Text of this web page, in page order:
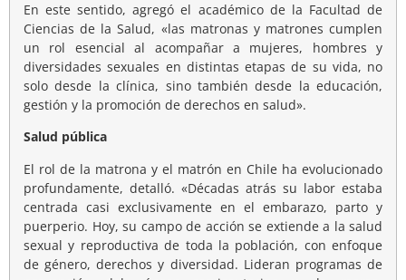
En este sentido, agregó el académico de la Facultad de
Ciencias de la Salud, «las matronas y matrones cumplen
un rol esencial al acompañar a mujeres, hombres y
diversidades sexuales en distintas etapas de su vida, no
solo desde la clínica, sino también desde la educación,
gestión y la promoción de derechos en salud».
Salud pública
El rol de la matrona y el matrón en Chile ha evolucionado
profundamente, detalló. «Décadas atrás su labor estaba
centrada casi exclusivamente en el embarazo, parto y
puerperio. Hoy, su campo de acción se extiende a la salud
sexual y reproductiva de toda la población, con enfoque
de género, derechos y diversidad. Lideran programas de